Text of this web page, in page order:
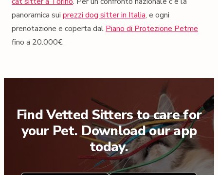
panoramica sui prezzi dog sitter in Italia, e ogni
prenotazione e coperta dal Piano di Protezione Petme
fino a 20.000€.
Find Vetted Sitters to care for
your Pet. Download our app
today.